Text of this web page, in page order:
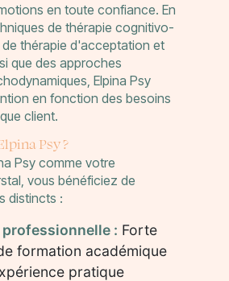
en toute confiance. En
de thérapie cognitivo-
thérapie d'acceptation et
que des approches
Elpina Psy
en fonction des besoins
client.
Psy ?
Psy comme votre
vous bénéficiez de
distincts :
: Forte
formation académique
pratique